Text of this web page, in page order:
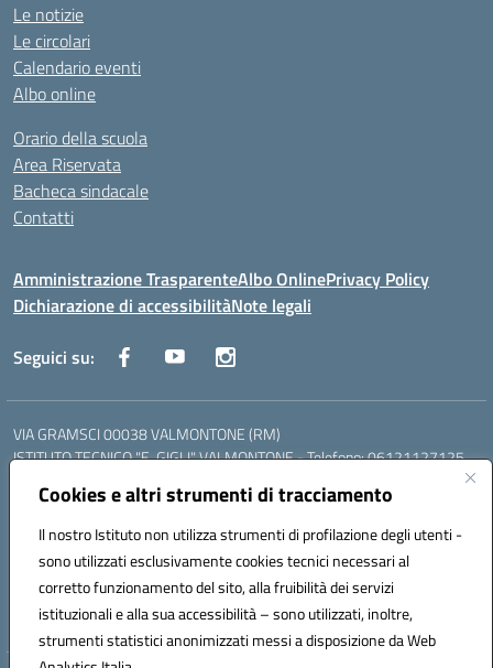
Cookies e altri strumenti di tracciamento
Il nostro Istituto non utilizza strumenti di profilazione degli utenti -
sono utilizzati esclusivamente cookies tecnici necessari al
corretto funzionamento del sito, alla fruibilità dei servizi
istituzionali e alla sua accessibilità – sono utilizzati, inoltre,
strumenti statistici anonimizzati messi a disposizione da Web
Le notizie
Le circolari
Calendario eventi
Albo online
Orario della scuola
Area Riservata
Bacheca sindacale
Contatti
Amministrazione TrasparenteAlbo OnlinePrivacy Policy
Dichiarazione di accessibilitàNote legali
Seguici su:
VIA GRAMSCI 00038 VALMONTONE (RM)
ISTITUTO TECNICO "E. GIGLI" VALMONTONE - Telefono: 06121127125
06121126825
LICEO DELLE SCIENZE UMANE "P.L. NERVI" SEGNI - Telefono:
Mail: RMIS099002@istruzione.it - PEC: RMIS099002@pec.istruzione.it
Codice meccanografico: RMIS099002
Codice fiscale: 95036960581